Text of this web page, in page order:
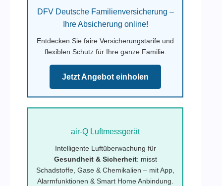
DFV Deutsche Familienversicherung –
Ihre Absicherung online!
Entdecken Sie faire Versicherungstarife und
flexiblen Schutz für Ihre ganze Familie.
Jetzt Angebot einholen
air-Q Luftmessgerät
Intelligente Luftüberwachung für
Gesundheit & Sicherheit: misst
Schadstoffe, Gase & Chemikalien – mit App,
Alarmfunktionen & Smart Home Anbindung.